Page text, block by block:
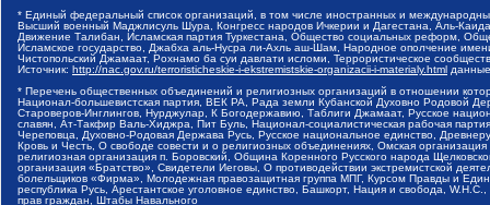
* Единый федеральный список организаций, в том числе иностранных и
Высший военный Маджлисуль Шура, Конгресс народов Ичкерии и Дагестана, Аль-
Движение Талибан, Исламская партия Туркестана, Общество социальных реформ,
Исламское государство, Джабха аль-Нусра ли-Ахль аш-Шам, Народное ополчение
Чистопольский Джамаат, Рохнамо ба суи давлати исломи, Террористическое
Источник: http://nac.gov.ru/terroristicheskie-i-ekstremistskie-organizacii-i-materialy.html
* Перечень общественных объединений и религиозных организаций в отношении
Национал-большевистская партия, ВЕК РА, Рада земли Кубанской Духовно Родовой
Староверов-Инглингов, Нурджулар, К Богодержавию, Таблиги Джамаат, Русское
славян, Ат-Такфир Валь-Хиджра, Пит Буль, Национал-социалистическая рабочая
Череповца, Духовно-Родовая Держава Русь, Русское национальное единство,
Кровь и Честь, О свободе совести и о религиозных объединениях, Омская
религиозная организация п. Боровский, Община Коренного Русского народа
организация «Братство», Свидетели Иеговы, О противодействии экстремистской
болельщиков «Фирма», Молодежная правозащитная группа МПГ, Курсом Правды и
республика Русь, Арестантское уголовное единство, Башкорт, Нация и свобода,
прав граждан, Штабы Навального